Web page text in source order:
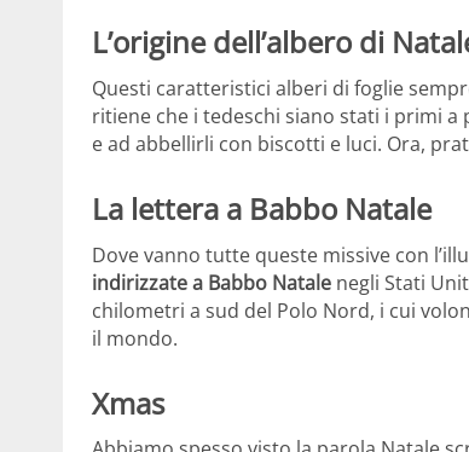
L’origine dell’albero di
Questi caratteristici alberi di foglie
ritiene che i tedeschi siano stati i primi a
e ad abbellirli con biscotti e luci. Ora,
La lettera a Babbo Natale
Dove vanno tutte queste missive con
indirizzate a Babbo Natale negli Stati
chilometri a sud del Polo Nord, i cui
il mondo.
Xmas